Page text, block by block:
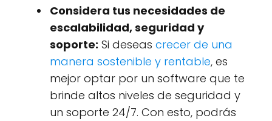
Considera tus necesidades de
escalabilidad, seguridad y
soporte: Si deseas crecer de una
manera sostenible y rentable, es
mejor optar por un software que te
brinde altos niveles de seguridad y
un soporte 24/7. Con esto, podrás